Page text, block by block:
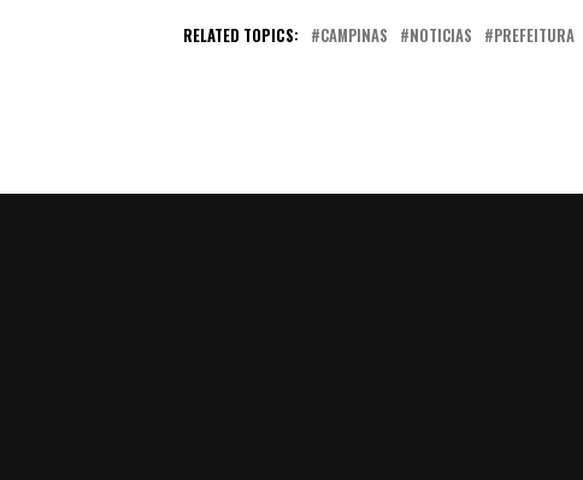
RELATED TOPICS: CAMPINAS NOTICIAS PREFEITURA